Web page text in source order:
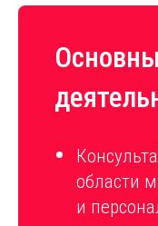
области
и